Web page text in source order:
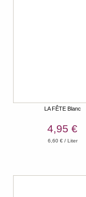
LA FÊTE Blanc
4,95 €
6,60 € / Liter